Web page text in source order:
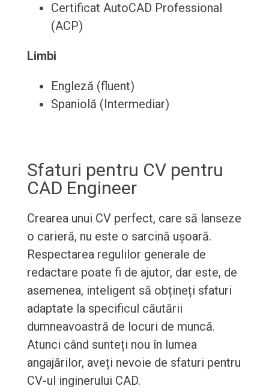
Certificat AutoCAD Professional
(ACP)
Limbi
Engleză (fluent)
Spaniolă (Intermediar)
Sfaturi pentru CV pentru
CAD Engineer
Crearea unui CV perfect, care să lanseze
o carieră, nu este o sarcină ușoară.
Respectarea regulilor generale de
redactare poate fi de ajutor, dar este, de
asemenea, inteligent să obțineți sfaturi
adaptate la specificul căutării
dumneavoastră de locuri de muncă.
Atunci când sunteți nou în lumea
angajărilor, aveți nevoie de sfaturi pentru
CV-ul inginerului CAD.